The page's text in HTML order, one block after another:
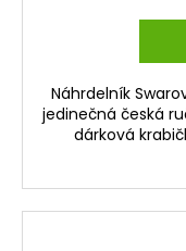
Náhrdelník
jedinečná česká
dárková